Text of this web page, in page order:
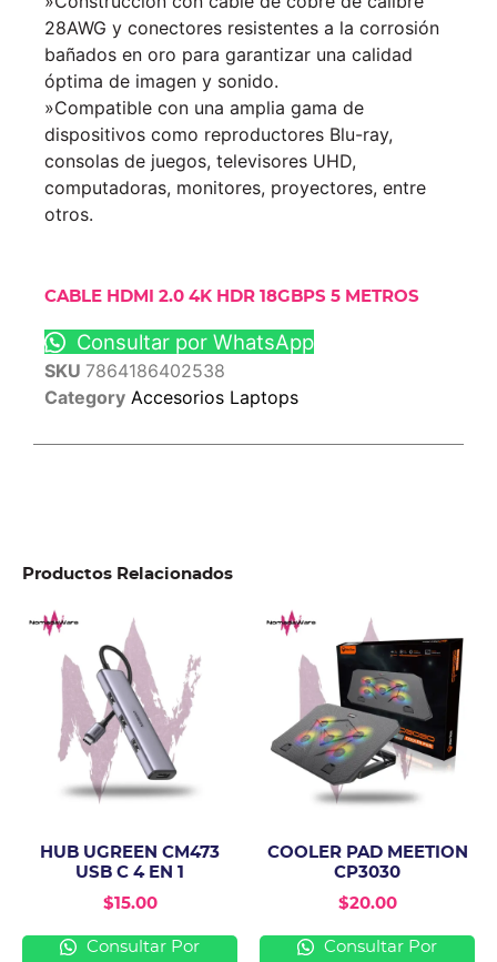
28AWG y conectores resistentes a la corrosión
bañados en oro para garantizar una calidad
óptima de imagen y sonido.
»Compatible con una amplia gama de
dispositivos como reproductores Blu-ray,
consolas de juegos, televisores UHD,
computadoras, monitores, proyectores, entre
otros.
CABLE HDMI 2.0 4K HDR 18GBPS 5 METROS
Consultar por WhatsApp
SKU 7864186402538
Category Accesorios Laptops
Productos Relacionados
HUB UGREEN CM473
USB C 4 EN 1
$15.00
Consultar Por
COOLER PAD MEETION
CP3030
$20.00
Consultar Por